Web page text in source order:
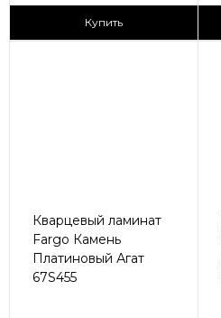
2
Купить
Кварцевый ламинат
Fargo Камень
Платиновый Агат
67S455